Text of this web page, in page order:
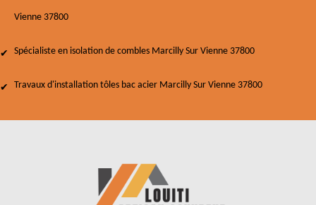
Vienne 37800
Spécialiste en isolation de combles Marcilly Sur Vienne 37800
Travaux d'installation tôles bac acier Marcilly Sur Vienne 37800